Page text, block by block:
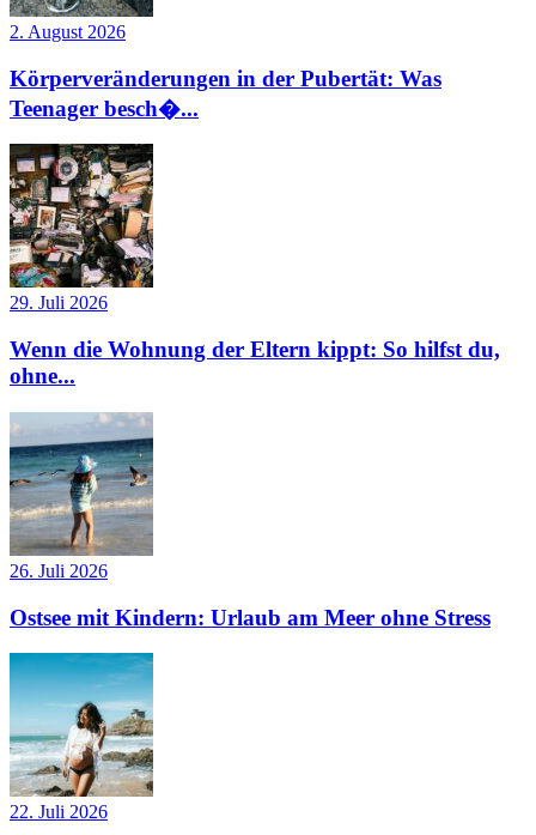
2. August 2026
Körperveränderungen in der Pubertät: Was
Teenager besch�...
29. Juli 2026
Wenn die Wohnung der Eltern kippt: So hilfst du,
ohne...
26. Juli 2026
Ostsee mit Kindern: Urlaub am Meer ohne Stress
22. Juli 2026